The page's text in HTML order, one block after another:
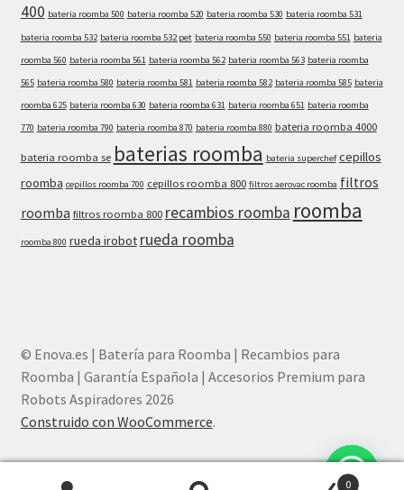
400 bateria roomba 500 bateria roomba 520 bateria roomba 530 bateria roomba 531
bateria roomba 532 bateria roomba 532 pet bateria roomba 550 bateria roomba 551 bateria
roomba 560 bateria roomba 561 bateria roomba 562 bateria roomba 563 bateria roomba
565 bateria roomba 580 bateria roomba 581 bateria roomba 582 bateria roomba 585 bateria
roomba 625 bateria roomba 630 bateria roomba 631 bateria roomba 651 bateria roomba
770 bateria roomba 790 bateria roomba 870 bateria roomba 880 bateria roomba 4000
bateria roomba se baterias roomba bateria superchef cepillos
roomba cepillos roomba 700 cepillos roomba 800 filtros aerovac roomba filtros
roomba filtros roomba 800 recambios roomba roomba
roomba 800 rueda irobot rueda roomba
© Enova.es | Batería para Roomba | Recambios para
Roomba | Garantía Española | Accesorios Premium para
Robots Aspiradores 2026
Construido con WooCommerce.
0